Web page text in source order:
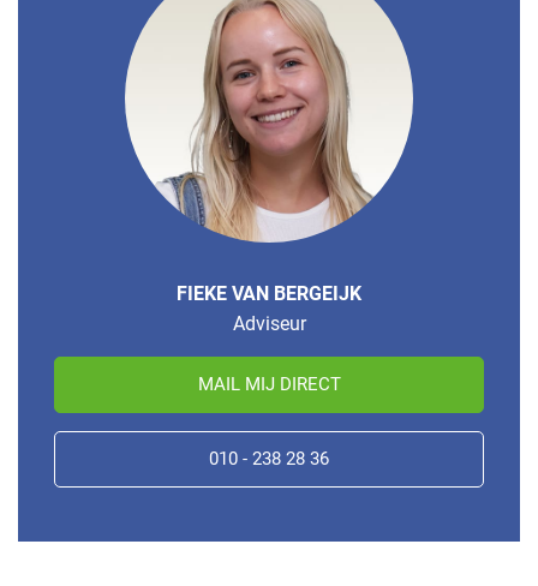
FIEKE VAN BERGEIJK
Adviseur
MAIL MIJ DIRECT
010 - 238 28 36